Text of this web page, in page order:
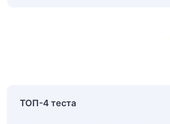
ТОП-4 теста